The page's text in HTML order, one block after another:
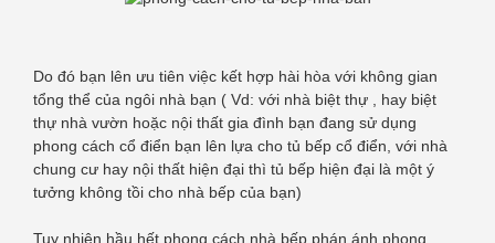
Do đó bạn lên ưu tiên việc kết hợp hài hòa với không gian
tổng thể của ngôi nhà bạn ( Vd: với nhà biệt thự , hay biệt
thự nhà vườn hoặc nội thất gia đình bạn đang sử dụng
phong cách cổ điển bạn lên lựa cho tủ bếp cổ điển, với nhà
chung cư hay nội thất hiện đại thì tủ bếp hiện đại là một ý
tưởng không tồi cho nhà bếp của bạn)
Tuy nhiên hầu hết phong cách nhà bếp phán ánh phong